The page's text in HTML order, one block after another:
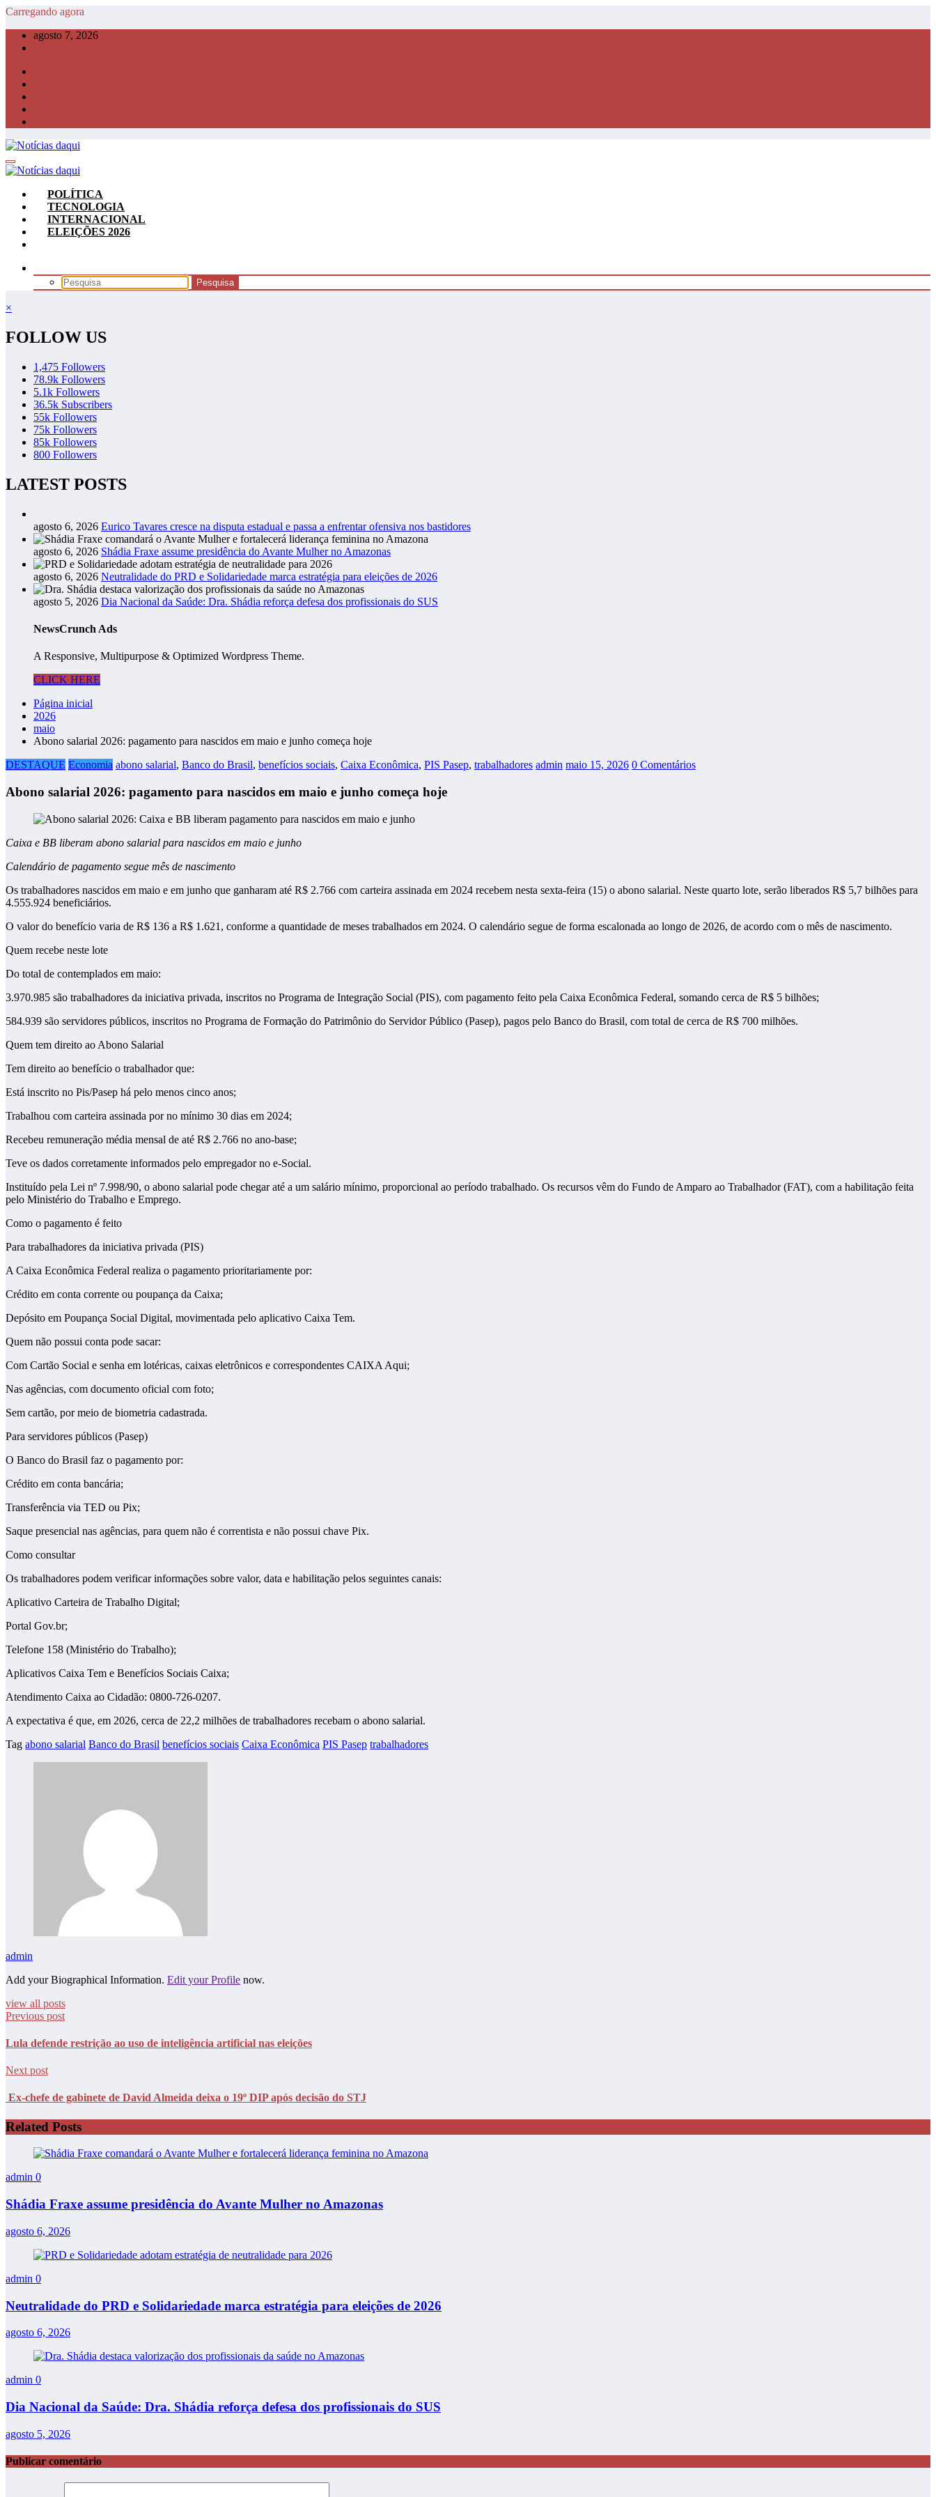
Pular
conteúdo
Carregando agora
agosto 7, 2026
POLÍTICA
TECNOLOGIA
INTERNACIONAL
ELEIÇÕES 2026
×
FOLLOW US
1,475 Followers
78.9k Followers
5.1k Followers
36.5k Subscribers
55k Followers
75k Followers
85k Followers
800 Followers
LATEST POSTS
agosto 6, 2026 Eurico Tavares cresce na disputa estadual e passa a enfrentar ofensiva nos bastidores
agosto 6, 2026 Shádia Fraxe assume presidência do Avante Mulher no Amazonas
agosto 6, 2026 Neutralidade do PRD e Solidariedade marca estratégia para eleições de 2026
agosto 5, 2026 Dia Nacional da Saúde: Dra. Shádia reforça defesa dos profissionais do SUS
NewsCrunch Ads
A Responsive, Multipurpose & Optimized Wordpress Theme.
CLICK HERE
Página inicial
2026
maio
Abono salarial 2026: pagamento para nascidos em maio e junho começa hoje
DESTAQUE Economia abono salarial, Banco do Brasil, benefícios sociais, Caixa Econômica, PIS Pasep, trabalhadores admin maio 15, 2026 0 Comentários
Abono salarial 2026: pagamento para nascidos em maio e junho começa hoje
Caixa e BB liberam abono salarial para nascidos em maio e junho
Calendário de pagamento segue mês de nascimento
Os trabalhadores nascidos em maio e em junho que ganharam até R$ 2.766 com carteira assinada em 2024 recebem nesta sexta-feira (15) o abono salarial. Neste quarto lote, serão liberados R$ 5,7 bilhões para
4.555.924 beneficiários.
O valor do benefício varia de R$ 136 a R$ 1.621, conforme a quantidade de meses trabalhados em 2024. O calendário segue de forma escalonada ao longo de 2026, de acordo com o mês de nascimento.
Quem recebe neste lote
Do total de contemplados em maio:
3.970.985 são trabalhadores da iniciativa privada, inscritos no Programa de Integração Social (PIS), com pagamento feito pela Caixa Econômica Federal, somando cerca de R$ 5 bilhões;
584.939 são servidores públicos, inscritos no Programa de Formação do Patrimônio do Servidor Público (Pasep), pagos pelo Banco do Brasil, com total de cerca de R$ 700 milhões.
Quem tem direito ao Abono Salarial
Tem direito ao benefício o trabalhador que:
Está inscrito no Pis/Pasep há pelo menos cinco anos;
Trabalhou com carteira assinada por no mínimo 30 dias em 2024;
Recebeu remuneração média mensal de até R$ 2.766 no ano-base;
Teve os dados corretamente informados pelo empregador no e-Social.
Instituído pela Lei nº 7.998/90, o abono salarial pode chegar até a um salário mínimo, proporcional ao período trabalhado. Os recursos vêm do Fundo de Amparo ao Trabalhador (FAT), com a habilitação feita
pelo Ministério do Trabalho e Emprego.
Como o pagamento é feito
Para trabalhadores da iniciativa privada (PIS)
A Caixa Econômica Federal realiza o pagamento prioritariamente por:
Crédito em conta corrente ou poupança da Caixa;
Depósito em Poupança Social Digital, movimentada pelo aplicativo Caixa Tem.
Quem não possui conta pode sacar:
Com Cartão Social e senha em lotéricas, caixas eletrônicos e correspondentes CAIXA Aqui;
Nas agências, com documento oficial com foto;
Sem cartão, por meio de biometria cadastrada.
Para servidores públicos (Pasep)
O Banco do Brasil faz o pagamento por:
Crédito em conta bancária;
Transferência via TED ou Pix;
Saque presencial nas agências, para quem não é correntista e não possui chave Pix.
Como consultar
Os trabalhadores podem verificar informações sobre valor, data e habilitação pelos seguintes canais:
Aplicativo Carteira de Trabalho Digital;
Portal Gov.br;
Telefone 158 (Ministério do Trabalho);
Aplicativos Caixa Tem e Benefícios Sociais Caixa;
Atendimento Caixa ao Cidadão: 0800-726-0207.
A expectativa é que, em 2026, cerca de 22,2 milhões de trabalhadores recebam o abono salarial.
Tag abono salarial Banco do Brasil benefícios sociais Caixa Econômica PIS Pasep trabalhadores
admin
Add your Biographical Information. Edit your Profile now.
view all posts
Previous post
Lula defende restrição ao uso de inteligência artificial nas eleições
Next post
Ex-chefe de gabinete de David Almeida deixa o 19º DIP após decisão do STJ
Related Posts
admin 0
Shádia Fraxe assume presidência do Avante Mulher no Amazonas
agosto 6, 2026
admin 0
Neutralidade do PRD e Solidariedade marca estratégia para eleições de 2026
agosto 6, 2026
admin 0
Dia Nacional da Saúde: Dra. Shádia reforça defesa dos profissionais do SUS
agosto 5, 2026
Publicar comentário